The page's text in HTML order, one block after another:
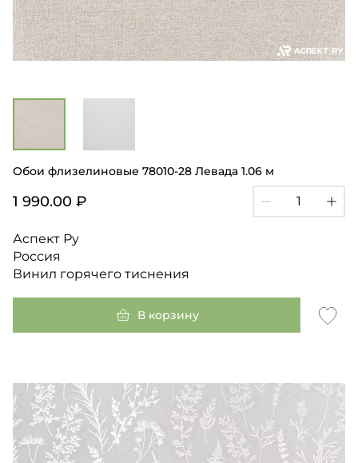
Обои флизелиновые 78010-28 Левада 1.06 м
1 990.00 ₽
Аспект Ру
Россия
Винил горячего тиснения
В корзину